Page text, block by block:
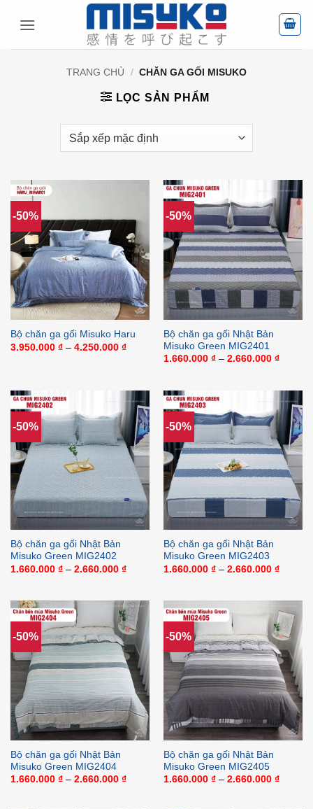
TRANG CHỦ / CHĂN GA GỐI MISUKO
LỌC SẢN PHẨM
-50%
Bộ chăn ga gối Misuko Haru
3.950.000 ₫ – 4.250.000 ₫Khoảng
4.250.000 ₫
-50%
Bộ chăn ga gối Nhật Bản
Misuko Green MIG2401
1.660.000 ₫ – 2.660.000 ₫Khoảng
-50%
Bộ chăn ga gối Nhật Bản
Misuko Green MIG2402
1.660.000 ₫ – 2.660.000 ₫Khoảng
đến
2.660.000 ₫
-50%
Bộ chăn ga gối Nhật Bản
Misuko Green MIG2403
1.660.000 ₫ – 2.660.000 ₫Khoảng
-50%
Bộ chăn ga gối Nhật Bản
Misuko Green MIG2404
1.660.000 ₫ – 2.660.000 ₫Khoảng
-50%
Bộ chăn ga gối Nhật Bản
Misuko Green MIG2405
1.660.000 ₫ – 2.660.000 ₫Khoảng